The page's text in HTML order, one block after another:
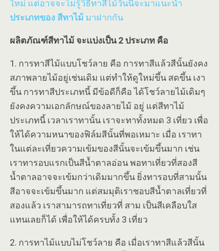
ใหม่ แต่อาจจะไม่รู้วิธีทาสีไม้วันนี้จะมาแนะนำ
ประเภทของ สีทาไม้ มาฝากกัน
ผลิตภัณฑ์สีทาไม้ จะเเบ่งเป็น 2 ประเภท คือ
1. การทาสีไม้แบบโชว์ลาย คือ การทาสีแล้วสีนั้นยังคง
สภาพลายไม้อยู่เช่นเดิม แต่ทำให้ดูใหม่ขึ้น สดขึ้น เงา
ขึ้น การทาสีประเภทนี้ มีข้อดีก็คือ ได้โชว์ลายไม้เดิมๆ
ยังคงความเอกลักษณ์ของลายไม้ อยู่ แต่สีทาไม้
ประเภทนี้ เวลาเราทานั้น เราจะทาทั้งหมด 3 เที่ยว เพื่อ
ให้ได้ความหนาของฟิล์มสีนั้นที่พอเหมาะ เมื่อ เราทา
ในแต่ละเที่ยวความเข้มของสีนั้นจะเข้มขึ้นมาก เช่น
เราทารอบแรกเป็นสีน้ำตาลอ่อน พอทาเที่ยวที่สองสี
น้ำตาลอาจจะเข้มกว่าเดิมมากขึ้น ยิ่งทารอบที่สามนั้น
สีอาจจะเข้มขึ้นมาก แต่สมมุติเราชอบสีน้ำตาลเที่ยวที่
สองแล้ว เราสามารถทาเที่ยวที่ สาม เป็นสีเคลือบใส
แทนเลยก็ได้ เพื่อให้ได้ครบทั้ง 3 เที่ยว
2. การทาไม้แบบไม่โชว์ลาย คือ เมื่อเราทาสีแล้วสีนั้น